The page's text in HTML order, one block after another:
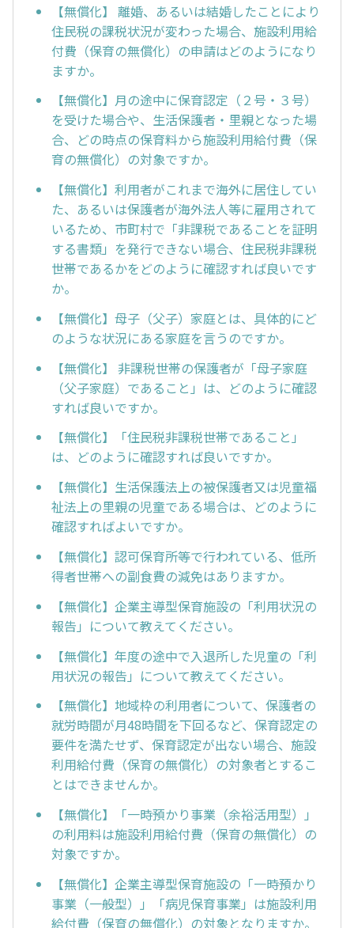
【無償化】 離婚、あるいは結婚したことにより
住民税の課税状況が変わった場合、施設利用給
付費（保育の無償化）の申請はどのようになり
ますか。
【無償化】月の途中に保育認定（２号・３号）
を受けた場合や、生活保護者・里親となった場
合、どの時点の保育料から施設利用給付費（保
育の無償化）の対象ですか。
【無償化】利用者がこれまで海外に居住してい
た、あるいは保護者が海外法人等に雇用されて
いるため、市町村で「非課税であることを証明
する書類」を発行できない場合、住民税非課税
世帯であるかをどのように確認すれば良いです
か。
【無償化】母子（父子）家庭とは、具体的にど
のような状況にある家庭を言うのですか。
【無償化】 非課税世帯の保護者が「母子家庭
（父子家庭）であること」は、どのように確認
すれば良いですか。
【無償化】「住民税非課税世帯であること」
は、どのように確認すれば良いですか。
【無償化】生活保護法上の被保護者又は児童福
祉法上の里親の児童である場合は、どのように
確認すればよいですか。
【無償化】認可保育所等で行われている、低所
得者世帯への副食費の減免はありますか。
【無償化】企業主導型保育施設の「利用状況の
報告」について教えてください。
【無償化】年度の途中で入退所した児童の「利
用状況の報告」について教えてください。
【無償化】地域枠の利用者について、保護者の
就労時間が月48時間を下回るなど、保育認定の
要件を満たせず、保育認定が出ない場合、施設
利用給付費（保育の無償化）の対象者とするこ
とはできませんか。
【無償化】「一時預かり事業（余裕活用型）」
の利用料は施設利用給付費（保育の無償化）の
対象ですか。
【無償化】企業主導型保育施設の「一時預かり
事業（一般型）」「病児保育事業」は施設利用
給付費（保育の無償化）の対象となりますか。